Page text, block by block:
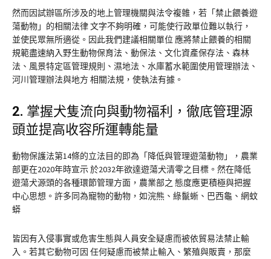
然而因試辦區所涉及的地上管理機關與法令複雜，若「禁止餵養遊
蕩動物」的相關法律 文字不夠明確，可能使行政單位難以執行，
並使民眾無所適從。因此我們建議相關單位 應將禁止餵養的相關
規範盡速納入野生動物保育法、動保法、文化資產保存法、森林
法、風景特定區管理規則、濕地法、水庫蓄水範圍使用管理辦法、
河川管理辦法與地方 相關法規，使執法有據。
2. 掌握犬隻流向與動物福利，徹底管理源
頭並提高收容所運轉能量
動物保護法第14條的立法目的即為「降低與管理遊蕩動物」，農業
部更在2020年時宣示 於2032年欲達遊蕩犬清零之目標。然在降低
遊蕩犬源頭的各種環節管理方面，農業部之 態度應更積極與把握
中心思想。許多同為寵物的動物，如浣熊、綠鬣蜥、巴西龜、網蚊
蟒
皆因有入侵事實或危害生態與人員安全疑慮而被依貿易法禁止輸
入。若其它動物可因 任何疑慮而被禁止輸入、繁殖與販賣，那麼